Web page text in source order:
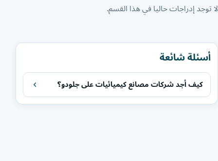
لا توجد إدراجات حاليا في هذا القسم.
أسئلة شائعة
كيف أجد شركات مصانع كيميائيات على جلودو؟